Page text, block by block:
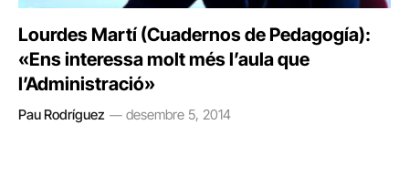
Lourdes Martí (Cuadernos de Pedagogía):
«Ens interessa molt més l’aula que
l’Administració»
Pau Rodríguez desembre 5, 2014